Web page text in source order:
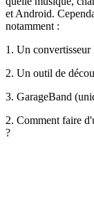
et Android.
notamment :
1. Un convertisseur
2. Un outil de
3. GarageBand
2. Comment faire
?